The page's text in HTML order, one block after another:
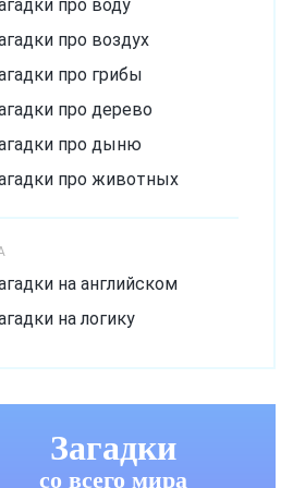
про воду
про воздух
про грибы
про дерево
про дыню
про животных
про лёд
про лето
про мороз
про огурец
на английском
на логику
Загадки
со всего мира